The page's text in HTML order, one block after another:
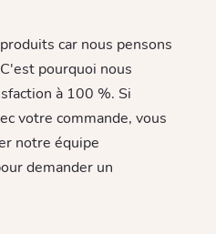
car nous pensons
pourquoi nous
à 100 %. Si
votre commande, vous
notre équipe
demander un